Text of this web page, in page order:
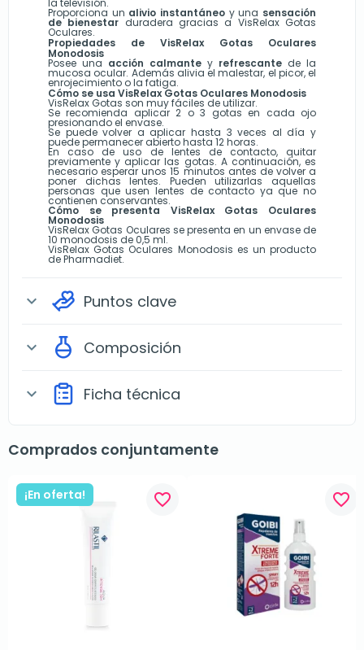
la televisión.
Proporciona un alivio instantáneo y una sensación
de bienestar duradera gracias a VisRelax Gotas
Oculares.
Propiedades de VisRelax Gotas Oculares
Monodosis
Posee una acción calmante y refrescante de la
mucosa ocular. Además alivia el malestar, el picor, el
enrojecimiento o la fatiga.
Cómo se usa VisRelax Gotas Oculares Monodosis
VisRelax Gotas son muy fáciles de utilizar.
Se recomienda aplicar 2 o 3 gotas en cada ojo
presionando el envase.
Se puede volver a aplicar hasta 3 veces al día y
puede permanecer abierto hasta 12 horas.
En caso de uso de lentes de contacto, quitar
previamente y aplicar las gotas. A continuación, es
necesario esperar unos 15 minutos antes de volver a
poner dichas lentes. Pueden utilizarlas aquellas
personas que usen lentes de contacto ya que no
contienen conservantes.
Cómo se presenta VisRelax Gotas Oculares
Monodosis
VisRelax Gotas Oculares se presenta en un envase de
10 monodosis de 0,5 ml.
VisRelax Gotas Oculares Monodosis es un producto
de Pharmadiet.
expand_more Puntos clave
expand_more Composición
expand_more Ficha técnica
Comprados conjuntamente
¡En oferta! favorite_border favorite_border